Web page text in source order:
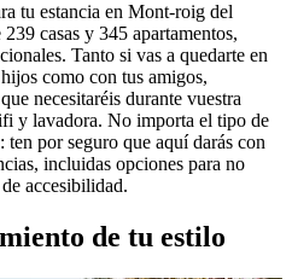
tu estancia en Mont-roig del
casas y 345 apartamentos,
Tanto si vas a quedarte en
como con tus amigos,
necesitaréis durante vuestra
y lavadora. No importa el tipo de
ten por seguro que aquí darás con
incluidas opciones para no
accesibilidad.
de tu estilo